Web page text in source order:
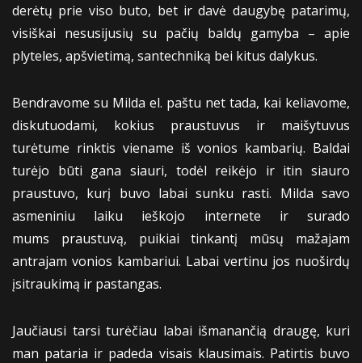
derėtų prie viso buto, bet ir davė daugybę patarimų,
visiškai nesusijusių su pačių baldų gamyba – apie
plyteles, apšvietimą, santechniką bei kitus dalykus.
Bendravome su Milda el. paštu net tada, kai keliavome,
diskutuodami, kokius praustuvus ir maišytuvus
turėtume rinktis viename iš vonios kambarių. Baldai
turėjo būti gana siauri, todėl reikėjo ir itin siauro
praustuvo, kurį buvo labai sunku rasti. Milda savo
asmeniniu laiku ieškojo internete ir surado
mums praustuvą, puikiai tinkantį mūsų mažajam
antrajam vonios kambariui. Labai vertinu jos nuoširdų
įsitraukimą ir pastangas.
Jaučiausi tarsi turėčiau labai išmanančią draugę, kuri
man pataria ir padeda visais klausimais. Patirtis buvo